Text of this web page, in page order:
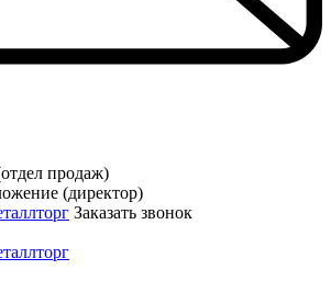
продаж)
(директор)
Заказать звонок